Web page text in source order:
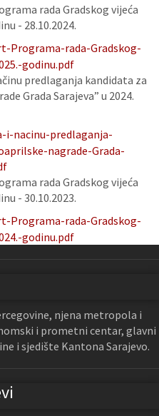
rada Gradskog vijeća
- 28.10.2024.
Programa-rada-Gradskog-
godinu.pdf
predlaganja kandidata za
Grada Sarajeva” u 2024.
i-nacinu-predlaganja-
nagrade-Grada-
rada Gradskog vijeća
- 30.10.2023.
Programa-rada-Gradskog-
godinu.pdf
njena metropola i
i prometni centar, glavni
i sjedište Kantona Sarajevo.